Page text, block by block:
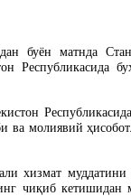
буён матнда
Республикасида
ва молиявийҳ
хизмат муддатини
чиқиб кетишидан